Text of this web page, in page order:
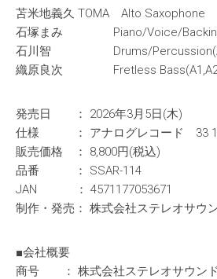
苫米地義久 TOMA Alto Saxophone
石塚まみ Piano/Voice/
石川智 Drums/
織原良次 Fretless
発売日 ： 2026年3月5日(木)
仕様 ： アナログレコード 33
販売価格 ： 8,800円(税込)
品番 ： SSAR-114
JAN ： 4571177053671
制作・発売： 株式会社ステレオサウ
■会社概要
商号 ： 株式会社ステレオサウンド